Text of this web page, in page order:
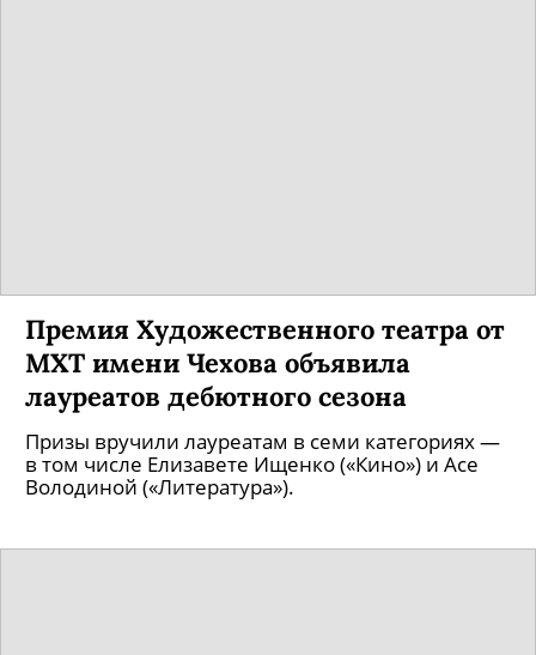
Премия Художественного театра от
МХТ имени Чехова объявила
лауреатов дебютного сезона
Призы вручили лауреатам в семи категориях —
в том числе Елизавете Ищенко («Кино») и Асе
Володиной («Литература»).